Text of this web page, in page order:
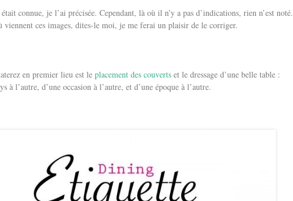
connue, je l’ai précisée. Cependant, là où il n’y a pas d’indications, rien n’est noté.
viennent ces images, dites-le moi, je me ferai un plaisir de le corriger.
en premier lieu est le placement des couverts et le dressage d’une belle table :
à l’autre, d’une occasion à l’autre, et d’une époque à l’autre.